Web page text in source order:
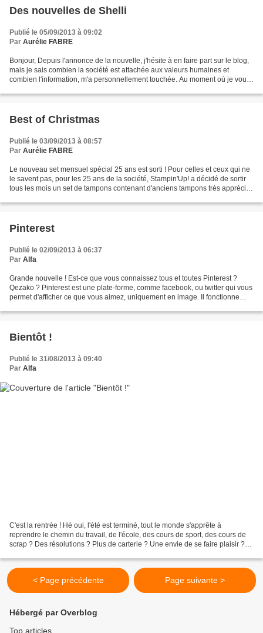
Des nouvelles de Shelli
Publié le 05/09/2013 à 09:02
Par Aurélie FABRE
Bonjour, Depuis l'annonce de la nouvelle, j'hésite à en faire part sur le blog,
mais je sais combien la société est attachée aux valeurs humaines et
combien l'information, m'a personnellement touchée. Au moment où je vous
Best of Christmas
Publié le 03/09/2013 à 08:57
Par Aurélie FABRE
Le nouveau set mensuel spécial 25 ans est sorti ! Pour celles et ceux qui ne
le savent pas, pour les 25 ans de la société, Stampin'Up! a décidé de sortir
tous les mois un set de tampons contenant d'anciens tampons très appréciés
Pinterest
Publié le 02/09/2013 à 06:37
Par Alfa
Grande nouvelle ! Est-ce que vous connaissez tous et toutes Pinterest ?
Qezako ? Pinterest est une plate-forme, comme facebook, ou twitter qui vous
permet d'afficher ce que vous aimez, uniquement en image. Il fonctionne
Bientôt !
Publié le 31/08/2013 à 09:40
Par Alfa
C'est la rentrée ! Hé oui, l'été est terminé, tout le monde s'apprête à
reprendre le chemin du travail, de l'école, des cours de sport, des cours de
scrap ? Des résolutions ? Plus de carterie ? Une envie de se faire plaisir ?
< Page précédente Page suivante >
Hébergé par Overblog
Top articles